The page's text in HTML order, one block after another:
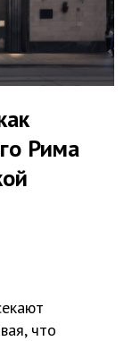
Рима
что